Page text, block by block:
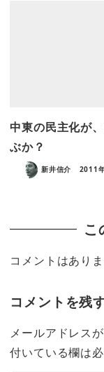
中東の民主化が
ぶか？
新井信介 2011
こ
コメントはありま
コメントを残
メールアドレス
付いている欄は